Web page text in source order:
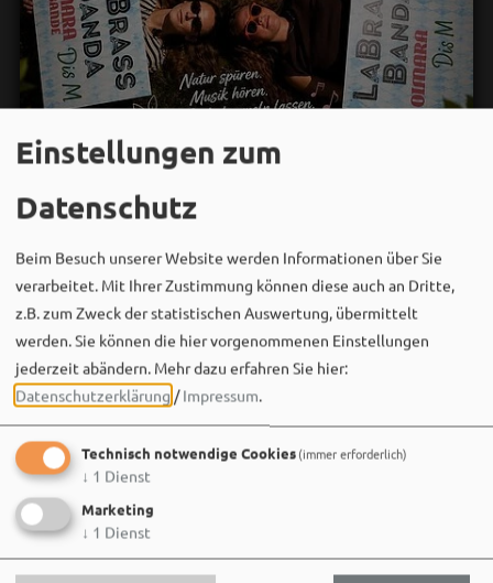
Bergwaldtheater
30. Juli um 19:07 via Facebook
🌿 Wir zwei sind gedanklich schon mitten im
Bergwaldtheater – mit guter Musik, tollen Menschen
und jeder Menge guter Laune!
Am 08.08.2026 heißt es: Waldbaden mit Musik –
abschalten,…
Einstellungen zum
Datenschutz
Beim Besuch unserer Website werden Informationen über Sie
verarbeitet. Mit Ihrer Zustimmung können diese auch an Dritte,
z.B. zum Zweck der statistischen Auswertung, übermittelt
werden. Sie können die hier vorgenommenen Einstellungen
jederzeit abändern. Mehr dazu erfahren Sie hier:
Datenschutzerklärung /Impressum.
Technisch notwendige Cookies(immer erforderlich)
↓ 1 Dienst
Marketing
↓ 1 Dienst